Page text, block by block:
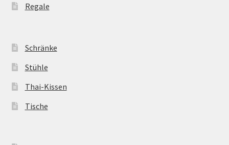
Regale
Schränke
Stühle
Thai-Kissen
Tische